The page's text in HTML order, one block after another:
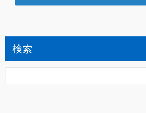
検索